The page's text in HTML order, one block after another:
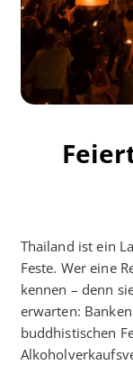
Thailand ist ein
Feste. Wer eine
kennen – denn
erwarten:
buddhistischen